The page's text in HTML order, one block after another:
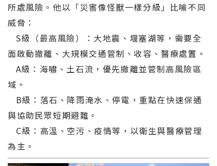
所處風險。他以「災害像怪獸一樣分級」比喻不同
威脅：
S級（最高風險）：大地震、堰塞湖等，需要全
面啟動撤離、大規模交通管制、收容、醫療處置。
A級：海嘯、土石流，優先撤離並管制高風險區
域。
B級：落石、降雨淹水、停電，重點在快速保通
與協助民眾短期避難。
C級：高溫、空污、疫情等，以衛生與醫療管理
為主。